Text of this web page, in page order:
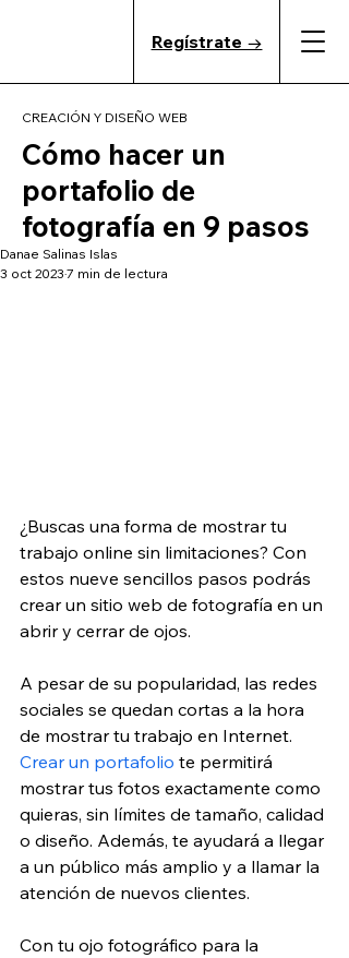
Regístrate →
CREACIÓN Y DISEÑO WEB
Cómo hacer un
portafolio de
fotografía en 9 pasos
Danae Salinas Islas
3 oct 2023 7 min de lectura
¿Buscas una forma de mostrar tu
trabajo online sin limitaciones? Con
estos nueve sencillos pasos podrás
crear un sitio web de fotografía en un
abrir y cerrar de ojos.
A pesar de su popularidad, las redes
sociales se quedan cortas a la hora
de mostrar tu trabajo en Internet.
Crear un portafolio te permitirá
mostrar tus fotos exactamente como
quieras, sin límites de tamaño, calidad
o diseño. Además, te ayudará a llegar
a un público más amplio y a llamar la
atención de nuevos clientes.
Con tu ojo fotográfico para la